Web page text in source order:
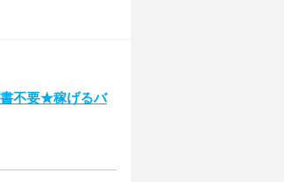
不要★稼げるバ